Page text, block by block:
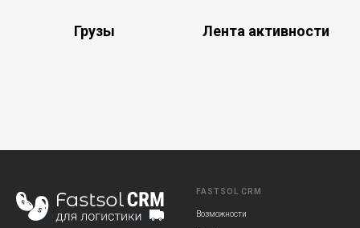
Грузы Лента активности
FASTSOL CRM
Возможности